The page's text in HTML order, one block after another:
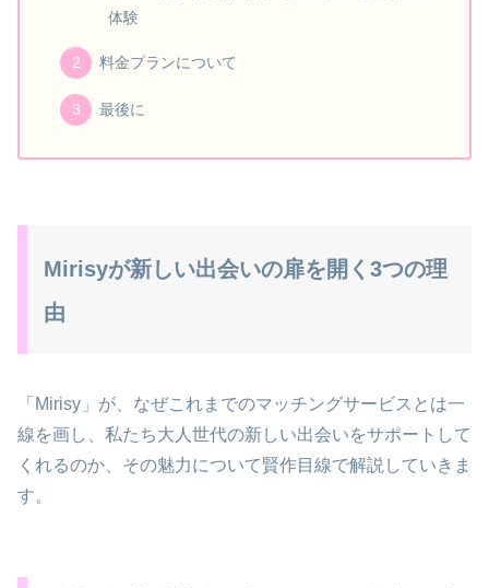
体験
料金プランについて
最後に
Mirisyが新しい出会いの扉を開く3つの理
由
「Mirisy」が、なぜこれまでのマッチングサービスとは一
線を画し、私たち大人世代の新しい出会いをサポートして
くれるのか、その魅力について賢作目線で解説していきま
す。